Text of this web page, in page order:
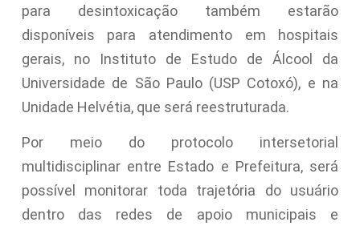
para desintoxicação também estarão
disponíveis para atendimento em hospitais
gerais, no Instituto de Estudo de Álcool da
Universidade de São Paulo (USP Cotoxó), e na
Unidade Helvétia, que será reestruturada.
Por meio do protocolo intersetorial
multidisciplinar entre Estado e Prefeitura, será
possível monitorar toda trajetória do usuário
dentro das redes de apoio municipais e